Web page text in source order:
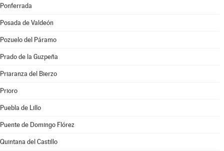
Ponferrada
Posada de Valdeón
Pozuelo del Páramo
Prado de la Guzpeña
Priaranza del Bierzo
Prioro
Puebla de Lillo
Puente de Domingo Flórez
Quintana del Castillo